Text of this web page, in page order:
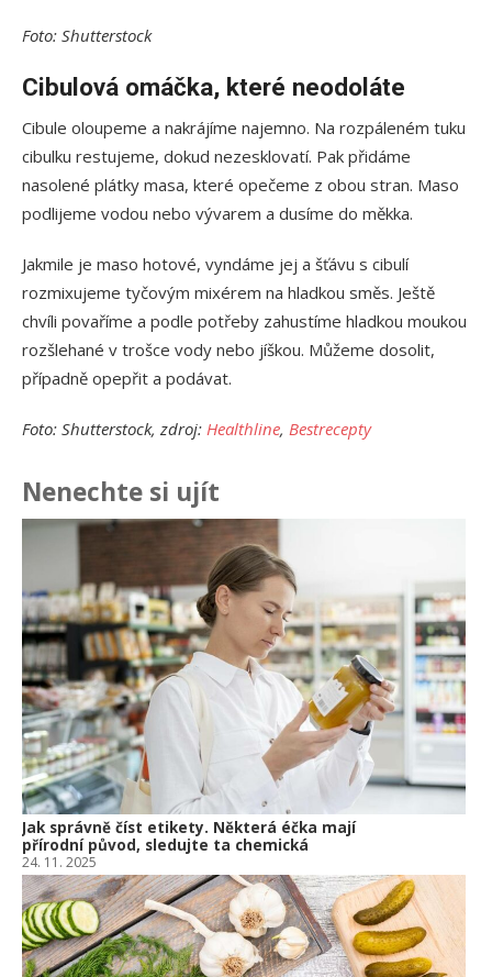
Foto: Shutterstock
Cibulová omáčka, které neodoláte
Cibule oloupeme a nakrájíme najemno. Na rozpáleném tuku
cibulku restujeme, dokud nezesklovatí. Pak přidáme
nasolené plátky masa, které opečeme z obou stran. Maso
podlijeme vodou nebo vývarem a dusíme do měkka.
Jakmile je maso hotové, vyndáme jej a šťávu s cibulí
rozmixujeme tyčovým mixérem na hladkou směs. Ještě
chvíli povaříme a podle potřeby zahustíme hladkou moukou
rozšlehané v trošce vody nebo jíškou. Můžeme dosolit,
případně opepřit a podávat.
Foto: Shutterstock, zdroj: Healthline, Bestrecepty
Nenechte si ujít
Jak správně číst etikety. Některá éčka mají
přírodní původ, sledujte ta chemická
24. 11. 2025